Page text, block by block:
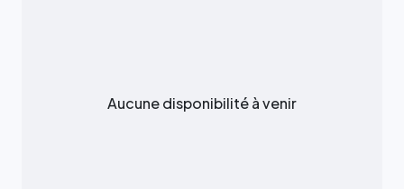
Aucune disponibilité à venir